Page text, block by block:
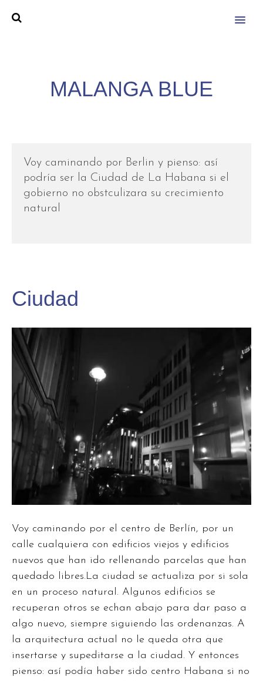
MENU
MALANGA BLUE
Voy caminando por Berlin y pienso: así
podría ser la Ciudad de La Habana si el
gobierno no obstculizara su crecimiento
natural
Ciudad
Voy caminando por el centro de Berlín, por un
calle cualquiera con edificios viejos y edificios
nuevos que han ido rellenando parcelas que han
quedado libres.La ciudad se actualiza por si sola
en un proceso natural. Algunos edificios se
recuperan otros se echan abajo para dar paso a
algo nuevo, siempre siguiendo las ordenanzas. A
la arquitectura actual no le queda otra que
insertarse y supeditarse a la ciudad. Y entonces
pienso: así podía haber sido centro Habana si no